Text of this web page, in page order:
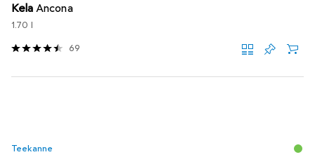
Kela Ancona
1.70 l
69
Teekanne